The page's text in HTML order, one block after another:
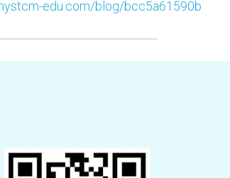
edu.com/blog/bcc5a61590b